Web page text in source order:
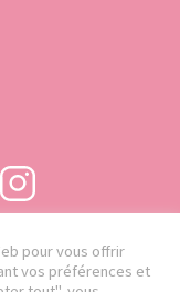
pour vous offrir
vos préférences et